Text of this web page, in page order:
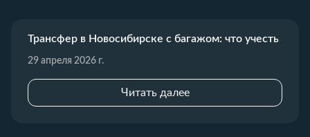
Трансфер в Новосибирске с багажом: что учесть
29 апреля 2026 г.
Читать далее